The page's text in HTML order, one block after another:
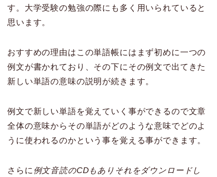
す。大学受験の勉強の際にも多く用いられていると
思います。
おすすめの理由はこの単語帳にはまず初めに一つの
例文が書かれており、その下にその例文で出てきた
新しい単語の意味の説明が続きます。
例文で新しい単語を覚えていく事ができるので文章
全体の意味からその単語がどのような意味でどのよ
うに使われるのかという事を覚える事ができます。
さらに 例文音読のCDもありそれをダウンロードし